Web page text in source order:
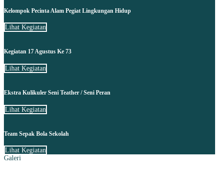
Kelompok Pecinta Alam Pegiat Lingkungan Hidup
Lihat Kegiatan
Kegiatan 17 Agustus Ke 73
Lihat Kegiatan
Ekstra Kulikuler Seni Teather / Seni Peran
Lihat Kegiatan
Team Sepak Bola Sekolah
Lihat Kegiatan
Galeri